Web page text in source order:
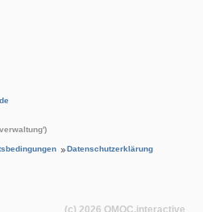
Datenschutzerklärung
(c) 2026 OMOC.interactive